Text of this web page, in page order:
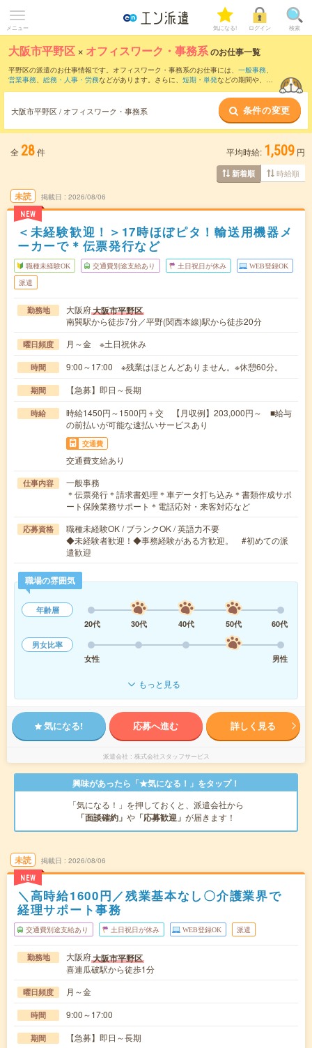
メニュー 気になる! ログイン 検索
大阪市平野区 × オフィスワーク・事務系のお仕事一覧
平野区の派遣のお仕事情報です。オフィスワーク・事務系のお仕事には、 一般事務、
営業事務、 総務・人事・労務などがあります。さらに、 短期 ・ 単発などの期間や、 職
大阪市平野区 / オフィスワーク・事務系 条件の変更
全 28件 平均時給: 1,509 円
新着順 時給順
未読
NEW
掲載日 2026/08/06
＜未経験歓迎！＞17時ほぼピタ！輸送用機器メ
ーカーで＊伝票発行など
職種未経験OK 交通費別途支給あり 土日祝日が休み WEB登録OK
派遣
勤務地 大阪府大阪市平野区
南巽駅から徒歩7分／平野(関西本線)駅から徒歩20分
曜日頻度 月～金 ※土日祝休み
時間 9:00～17:00 ※残業はほとんどありません。※休憩60分。
期間 【急募】即日～長期
時給
時給1450円～1500円＋交 【月収例】203,000円～ ■給与
の前払いが可能な速払いサービスあり
交通費
交通費支給あり
仕事内容
一般事務
＊伝票発行＊請求書処理＊車データ打ち込み＊書類作成サポ
ート保険業務サポート＊電話応対・来客対応など
応募資格
職種未経験OK / ブランクOK / 英語力不要
◆未経験者歓迎！◆事務経験がある方歓迎。 #初めての派
遣歓迎
職場の雰囲気
年齢層
20代
30代 40代 50代
60代
男女比率
女性
男性
もっと見る
気になる! 応募へ進む 詳しく見る
派遣会社 株式会社スタッフサービス
興味があったら「★気になる！」をタップ！
「気になる！」を押しておくと、派遣会社から
「面談確約」 や 「応募歓迎」 が届きます！
未読
NEW
掲載日 2026/08/06
＼高時給1600円／残業基本なし〇介護業界で
経理サポート事務
交通費別途支給あり 土日祝日が休み WEB登録OK 派遣
勤務地 大阪府大阪市平野区
喜連瓜破駅から徒歩1分
曜日頻度 月～金
時間 9:00～17:00
期間 【急募】即日～長期